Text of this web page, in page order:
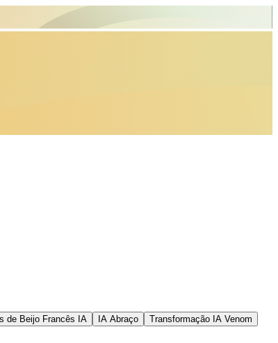
de Beijo Francês IA IA Abraço Transformação IA Venom